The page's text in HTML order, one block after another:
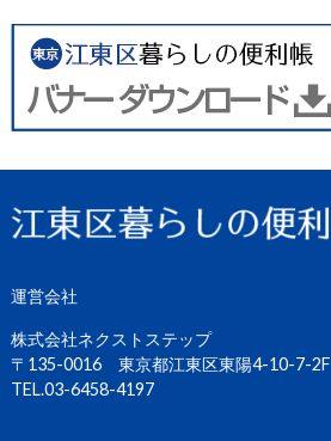
運営会社
株式会社ネクストステップ
〒135-0016 東京都江東区東陽4-10-7-2F
TEL.03-6458-4197